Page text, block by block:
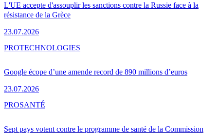
L'UE accepte d'assouplir les sanctions contre la Russie face à la
résistance de la Grèce
23.07.2026
Google écope d’une amende record de 890 millions d’euros
23.07.2026
PROTECHNOLOGIES
Sept pays votent contre le programme de santé de la Commission
PROSANTÉ